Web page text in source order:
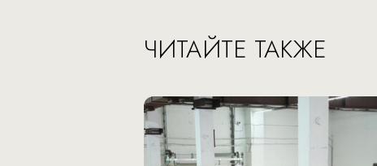
ЧИТАЙТЕ ТАКЖЕ